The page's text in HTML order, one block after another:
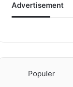
Advertisement
Populer